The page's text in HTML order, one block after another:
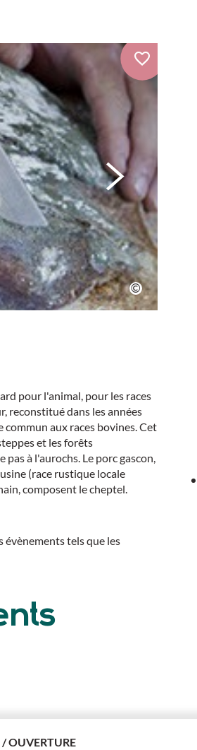
pour l'animal, pour les races
reconstitué dans les années
aux races bovines. Cet
et les forêts
à l'aurochs. Le porc gascon,
(race rustique locale
composent le cheptel.
évènements tels que les
/ OUVERTURE